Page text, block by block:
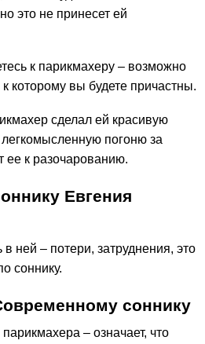
это не принесет ей
к парикмахеру – возможно
которому вы будете причастны.
сделал ей красивую
легкомысленную погоню за
ее к разочарованию.
Евгения
ней – потери, затруднения, это
соннику.
соннику
– означает, что